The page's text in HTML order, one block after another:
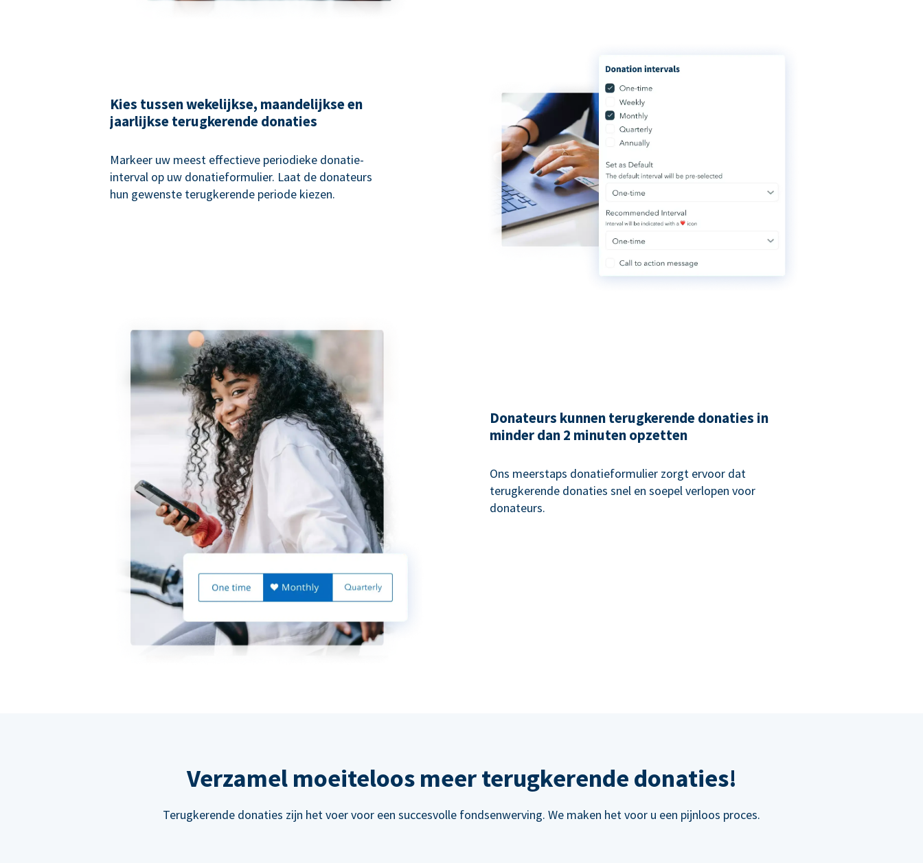
Kies tussen wekelijkse, maandelijkse en
jaarlijkse terugkerende donaties
Markeer uw meest effectieve periodieke donatie-
interval op uw donatieformulier. Laat de donateurs
hun gewenste terugkerende periode kiezen.
Donateurs kunnen terugkerende donaties in
minder dan 2 minuten opzetten
Ons meerstaps donatieformulier zorgt ervoor dat
terugkerende donaties snel en soepel verlopen voor
donateurs.
Verzamel moeiteloos meer terugkerende donaties!
Terugkerende donaties zijn het voer voor een succesvolle fondsenwerving. We maken het voor u een pijnloos proces.